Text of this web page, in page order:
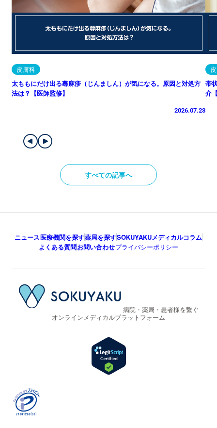
皮膚科
太ももにだけ出る蕁麻疹（じんましん）が気になる。原因と対処方
法は？【医師監修】
2026.07.23
帯
介
すべての記事へ
ニュース医療機関を探す薬局を探すSOKUYAKUメディカルコラム
よくある質問お問い合わせプライバシーポリシー
病院・薬局・患者様を繋ぐ
オンラインメディカルプラットフォーム